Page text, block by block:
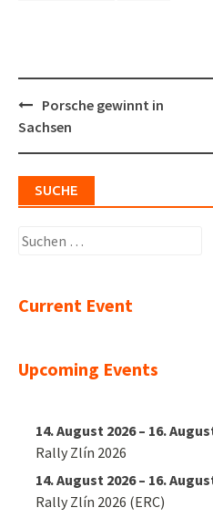
Post
navigation
Porsche gewinnt in
Sachsen
SUCHE
Suchen
Current Event
Upcoming Events
14. August 2026– 16.
Rally Zlín 2026
14. August 2026– 16.
Rally Zlín 2026 (ERC)